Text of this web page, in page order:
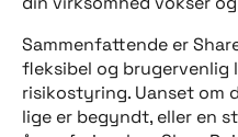
Sammenfattende er
fleksibel og
risikostyring. Uanset om
lige er begyndt, eller en